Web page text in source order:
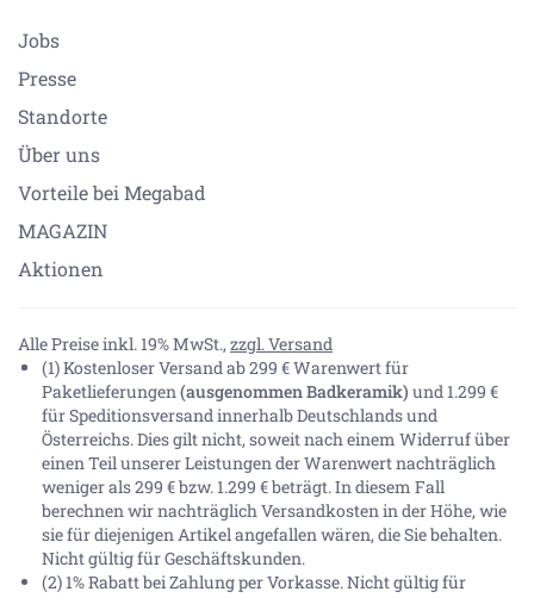
Jobs
Presse
Standorte
Über uns
Vorteile bei Megabad
MAGAZIN
Aktionen
Alle Preise inkl. 19% MwSt., zzgl. Versand
(1) Kostenloser Versand ab 299 € Warenwert für
Paketlieferungen(ausgenommen Badkeramik) und 1.299 €
für Speditionsversand innerhalb Deutschlands und
Österreichs. Dies gilt nicht, soweit nach einem Widerruf über
einen Teil unserer Leistungen der Warenwert nachträglich
weniger als 299 € bzw. 1.299 € beträgt. In diesem Fall
berechnen wir nachträglich Versandkosten in der Höhe, wie
sie für diejenigen Artikel angefallen wären, die Sie behalten.
Nicht gültig für Geschäftskunden.
(2) 1% Rabatt bei Zahlung per Vorkasse. Nicht gültig für